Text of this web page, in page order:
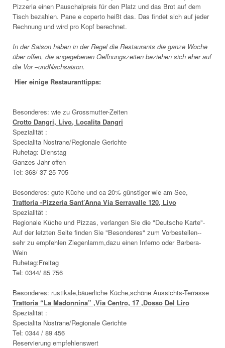
Pizzeria einen Pauschalpreis für den Platz und das Brot auf dem
Tisch bezahlen. Pane e coperto heißt das. Das findet sich auf jeder
Rechnung und wird pro Kopf berechnet.
In der Saison haben in der Regel die Restaurants die ganze Woche
über offen, die angegebenen Oeffnungszeiten beziehen sich eher auf
die Vor –undNachsaison.
Hier einige Restauranttipps:
Besonderes: wie zu Grossmutter-Zeiten
Crotto Dangri, Livo, Localita Dangri
Spezialität :
Specialita Nostrane/Regionale Gerichte
Ruhetag: Dienstag
Ganzes Jahr offen
Tel: 368/ 37 25 705
Besonderes: gute Küche und ca 20% günstiger wie am See,
Trattoria -Pizzeria Sant’Anna Via Serravalle 120, Livo
Spezialität :
Regionale Küche und Pizzas, verlangen Sie die "Deutsche Karte"-
Auf der letzten Seite finden Sie "Besonderes" zum Vorbestellen--
sehr zu empfehlen Ziegenlamm,dazu einen Inferno oder Barbera-
Wein
Ruhetag:Freitag
Tel: 0344/ 85 756
Besonderes: rustikale,bäuerliche Küche,schöne Aussichts-Terrasse
Trattoria “La Madonnina” ,Via Centro, 17 ,Dosso Del Liro
Spezialität :
Specialita Nostrane/Regionale Gerichte
Tel: 0344 / 89 456
Reservierung empfehlenswert